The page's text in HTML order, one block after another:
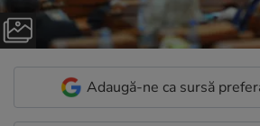
Adaugă-ne ca sursă